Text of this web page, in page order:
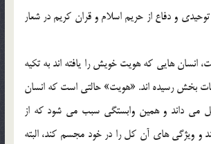
و دفاع از حريم اسلام و قران کريم در شعار
هايي که هويت خويش را يافته اند به تکيه
بخش رسيده اند. «هويت» حالتي است که انسان
مي داند و همين وابستگي سبب مي شود که از
ويژگي هاي آن کل را در خود مجسم کند، البته